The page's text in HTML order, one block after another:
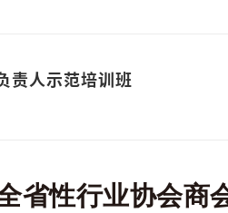
责人示范培训班
省性行业协会商